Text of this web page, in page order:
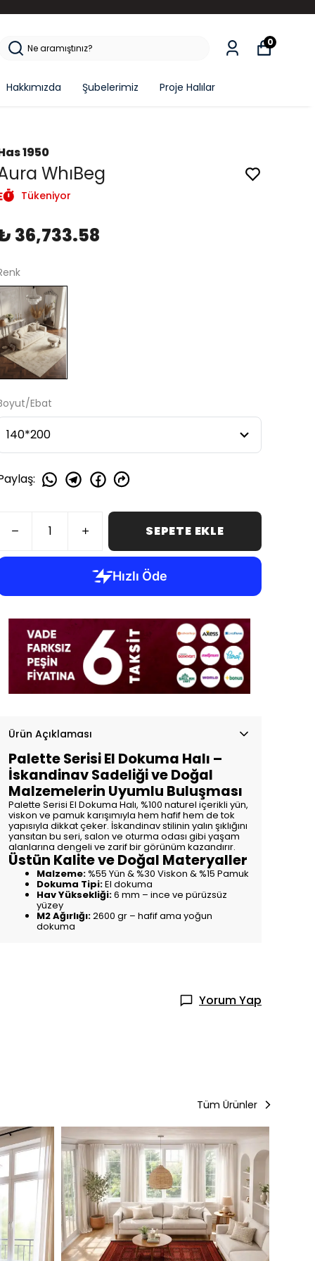
Hakkımızda Şubelerimiz Proje Halılar
0
1950
WhıBeg
Tükeniyor
36,733.58
Ebat
:
SEPETE EKLE
Ürün Açıklaması
Palette Serisi El Dokuma Halı –
İskandinav Sadeliği ve Doğal
Malzemelerin Uyumlu Buluşması
Palette Serisi El Dokuma Halı, %100 naturel içerikli yün,
viskon ve pamuk karışımıyla hem hafif hem de tok
yapısıyla dikkat çeker. İskandinav stilinin yalın şıklığını
yansıtan bu seri, salon ve oturma odası gibi yaşam
alanlarına dengeli ve zarif bir görünüm kazandırır.
Üstün Kalite ve Doğal Materyaller
Malzeme:%55 Yün & %30 Viskon & %15 Pamuk
Dokuma Tipi:El dokuma
Hav Yüksekliği:6 mm – ince ve pürüzsüz
yüzey
M2 Ağırlığı:2600 gr – hafif ama yoğun
dokuma
Yorum Yap
Tüm Ürünler